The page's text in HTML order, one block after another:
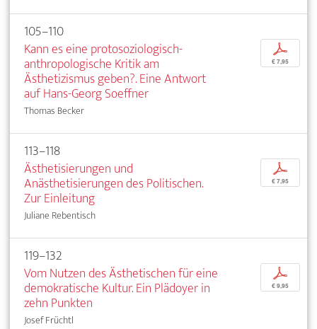
105–110
Kann es eine protosoziologisch-
anthropologische Kritik am
Ästhetizismus geben?. Eine Antwort
auf Hans-Georg Soeffner
Thomas Becker
p
€ 7,95
113–118
Ästhetisierungen und
Anästhetisierungen des Politischen.
Zur Einleitung
Juliane Rebentisch
p
€ 7,95
119–132
Vom Nutzen des Ästhetischen für eine
demokratische Kultur. Ein Plädoyer in
zehn Punkten
Josef Früchtl
p
€ 9,95